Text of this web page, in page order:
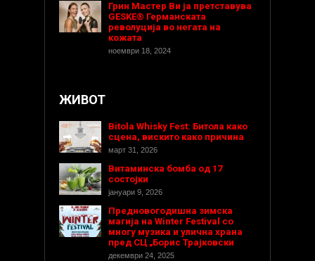
Грин Мастер Ви ја претставува
GESKE® Германската
револуција во негата на
кожата
ноември 18, 2024
ЖИВОТ
Bitola Whisky Fest: Битола како
сцена, вискито како причина
март 31, 2026
Витаминска бомба од 17
состојки
јануари 9, 2026
Предновогодишнa зимска
магија на Winter Festival со
многу музика и улична храна
пред СЦ „Борис Трајковски
декември 24, 2025